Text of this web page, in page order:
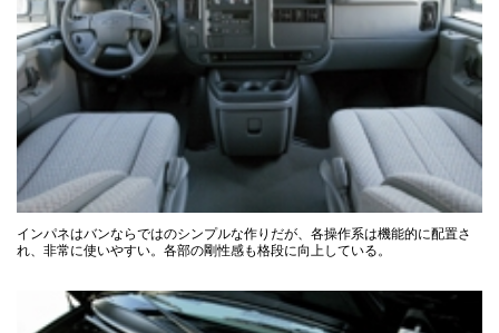
インパネはバンならではのシンプルな作りだが、各操作系は機能的に配置さ
れ、非常に使いやすい。各部の剛性感も格段に向上している。